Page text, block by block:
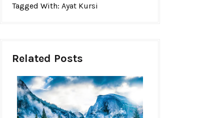
Tagged With: Ayat Kursi
Related Posts